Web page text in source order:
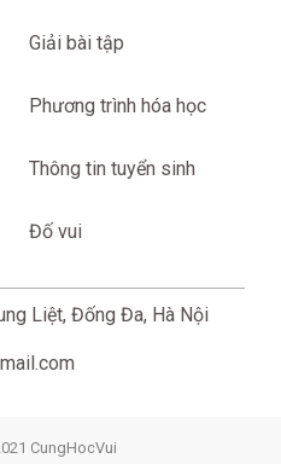
Giải bài tập
Phương trình hóa học
Thông tin tuyển sinh
Đố vui
Liệt, Đống Đa, Hà Nội
CungHocVui